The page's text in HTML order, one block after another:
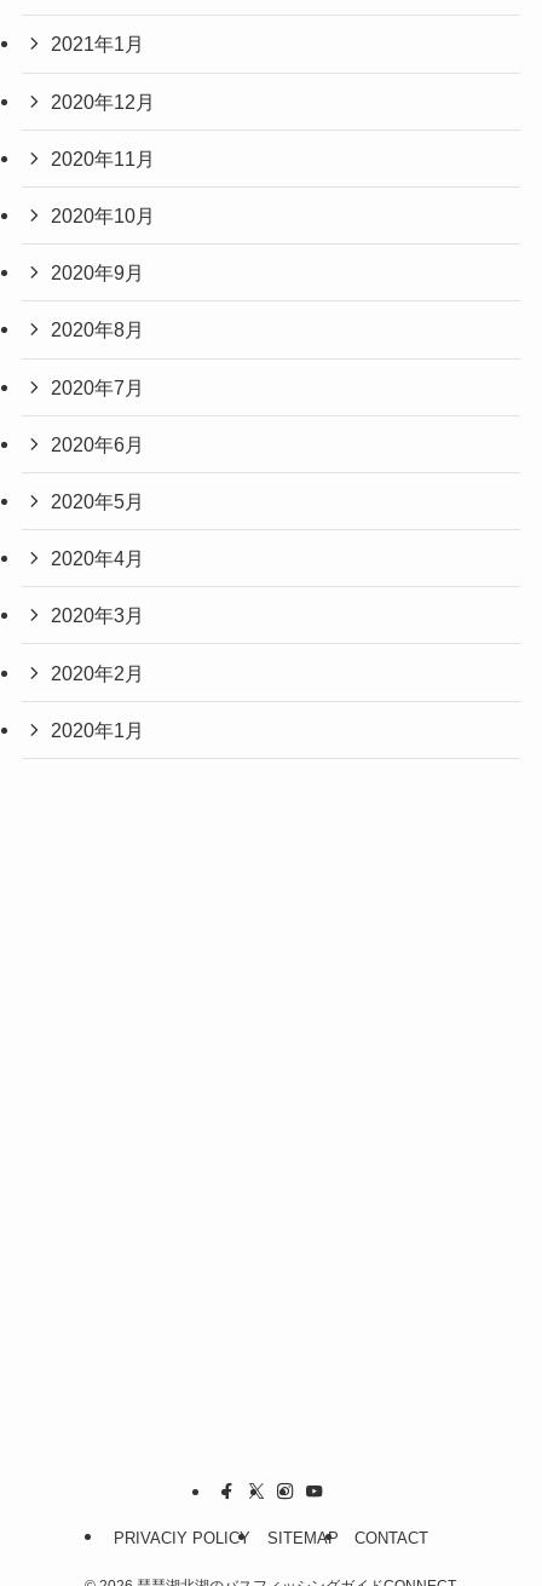
2021年1月
2020年12月
2020年11月
2020年10月
2020年9月
2020年8月
2020年7月
2020年6月
2020年5月
2020年4月
2020年3月
2020年2月
2020年1月
PRIVACIY POLICY SITEMAP CONTACT